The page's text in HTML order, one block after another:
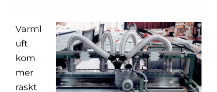
Varml
uft
kom
mer
raskt